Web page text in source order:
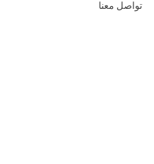
تواصل معنا